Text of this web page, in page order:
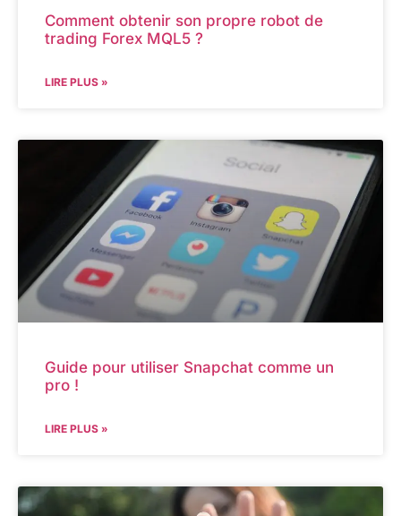
Comment obtenir son propre robot de
trading Forex MQL5 ?
LIRE PLUS »
Guide pour utiliser Snapchat comme un
pro !
LIRE PLUS »